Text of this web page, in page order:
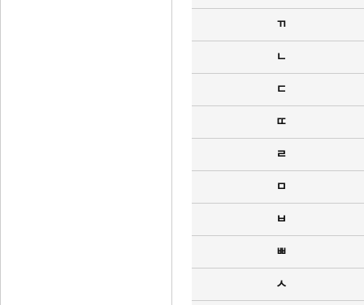
ㄲ
ㄴ
ㄷ
ㄸ
ㄹ
ㅁ
ㅂ
ㅃ
ㅅ